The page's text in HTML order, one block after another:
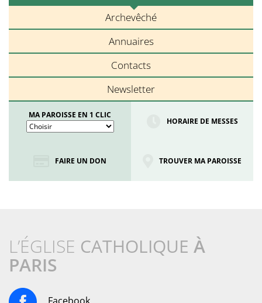
Archevêché
Annuaires
Contacts
Newsletter
MA PAROISSE EN 1 CLIC
HORAIRE DE MESSES
FAIRE UN DON TROUVER MA PAROISSE
L’ÉGLISE CATHOLIQUE À
PARIS